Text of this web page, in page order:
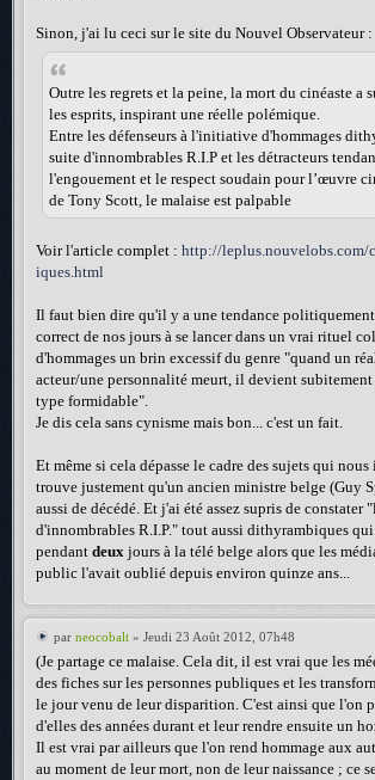
Sinon, j'ai lu ceci sur le site du Nouvel Observateur :
Outre les regrets et la peine, la mort du cinéaste a
les esprits, inspirant une réelle polémique.
Entre les défenseurs à l'initiative d'hommages
suite d'innombrables R.I.P et les détracteurs
l'engouement et le respect soudain pour l’œuvre
de Tony Scott, le malaise est palpable
Voir l'article complet : http://leplus.nouvelobs.com/
iques.html
Il faut bien dire qu'il y a une tendance
correct de nos jours à se lancer dans un vrai rituel
d'hommages un brin excessif du genre "quand un
acteur/une personnalité meurt, il devient
type formidable".
Je dis cela sans cynisme mais bon... c'est un fait.
Et même si cela dépasse le cadre des sujets qui
trouve justement qu'un ancien ministre belge (Guy
aussi de décédé. Et j'ai été assez supris de constater
d'innombrables R.I.P." tout aussi dithyrambiques qui
pendant deux jours à la télé belge alors que les
public l'avait oublié depuis environ quinze ans...
par neocobalt » Jeudi 23 Août 2012, 07h48
(Je partage ce malaise. Cela dit, il est vrai que les
des fiches sur les personnes publiques et les
le jour venu de leur disparition. C'est ainsi que l'on
d'elles des années durant et leur rendre ensuite un
Il est vrai par ailleurs que l'on rend hommage aux
au moment de leur mort, non de leur naissance ; ce